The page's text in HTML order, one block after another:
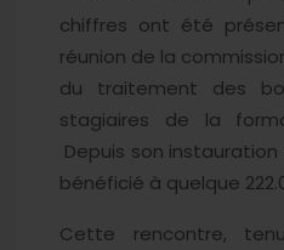
chiffres ont été
réunion de la
du traitement des
stagiaires de la
Depuis son
bénéficié à quelque
Cette rencontre,